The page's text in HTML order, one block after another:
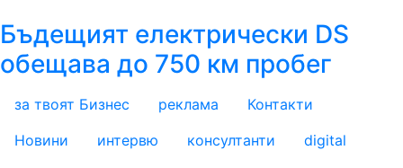
Бъдещият електрически DS
обещава до 750 км пробег
за твоят Бизнес реклама Контакти
footer_statii
Новини интервю консултанти
digital